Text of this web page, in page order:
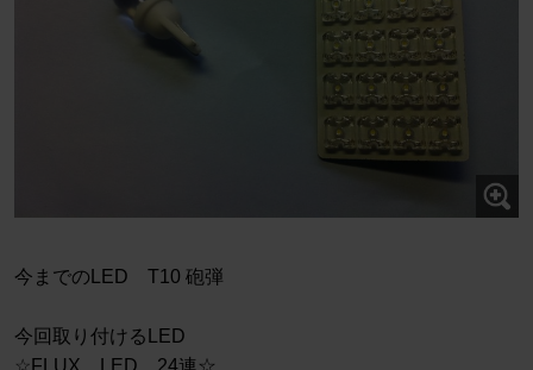
今までのLED T10 砲弾
今回取り付けるLED